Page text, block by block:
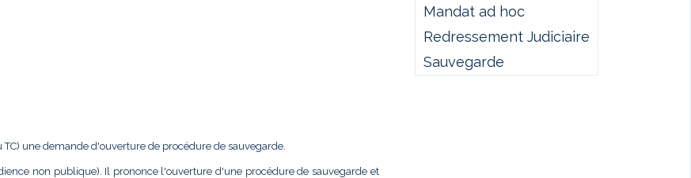
une demande d'ouverture de procédure de sauvegarde.
non publique). Il prononce l'ouverture d'une procédure de sauvegarde et
Mandat ad hoc
Redressement Judiciaire
Sauvegarde